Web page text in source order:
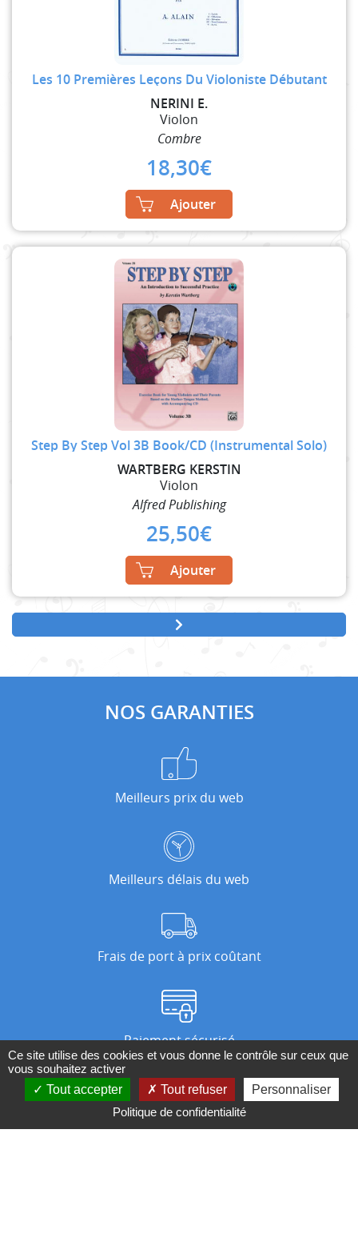
Les 10 Premières Leçons Du Violoniste Débutant
NERINI E.
Violon
Combre
18,30€
Ajouter
Step By Step Vol 3B Book/CD (Instrumental Solo)
WARTBERG KERSTIN
Violon
Alfred Publishing
25,50€
Ajouter
NOS GARANTIES
Meilleurs prix du web
Meilleurs délais du web
Frais de port à prix coûtant
Paiement sécurisé
Nos magasins
Ce site utilise des cookies et vous donne le contrôle sur ceux que
vous souhaitez activer
Tout accepter
Tout refuser
Personnaliser
Politique de confidentialité